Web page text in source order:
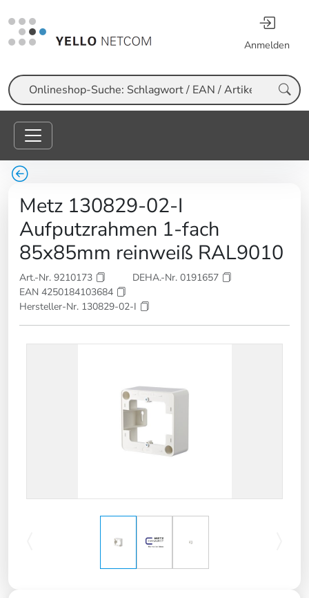
Anmelden
Suche
Metz 130829-02-I
Aufputzrahmen 1-fach
85x85mm reinweiß RAL9010
Art.-Nr. 9210173
DEHA.-Nr. 0191657
EAN 4250184103684
Hersteller-Nr. 130829-02-I